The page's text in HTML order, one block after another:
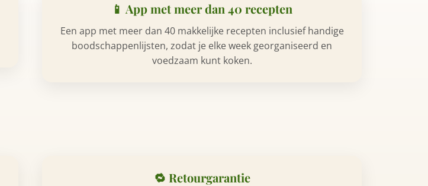
📱 App met meer dan 40 recepten
Een app met meer dan 40 makkelijke recepten inclusief handige
boodschappenlijsten, zodat je elke week georganiseerd en
voedzaam kunt koken.
🔁 Retourgarantie